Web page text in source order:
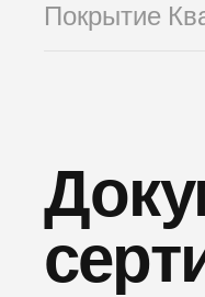
Покрытие